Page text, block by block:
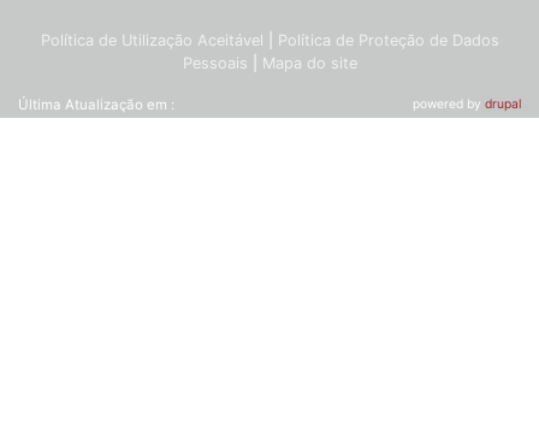
Política de Utilização Aceitável
Política de Proteção de Dados
Pessoais
Mapa do site
Última Atualização em : powered by drupal